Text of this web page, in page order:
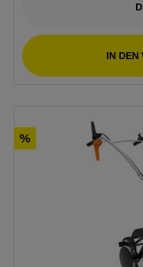
IN DEN
%